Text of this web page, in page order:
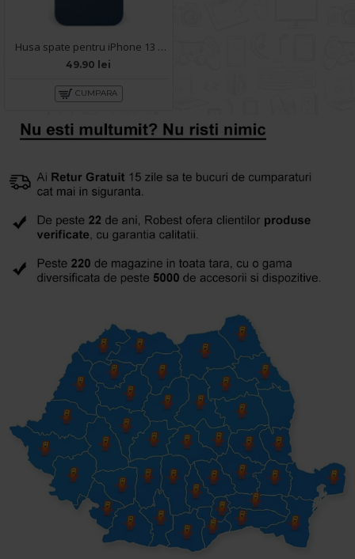
Husa spate pentru iPhone 13 Pro Max - Circle Case Albastru & Alb
49.90 lei
CUMPARA